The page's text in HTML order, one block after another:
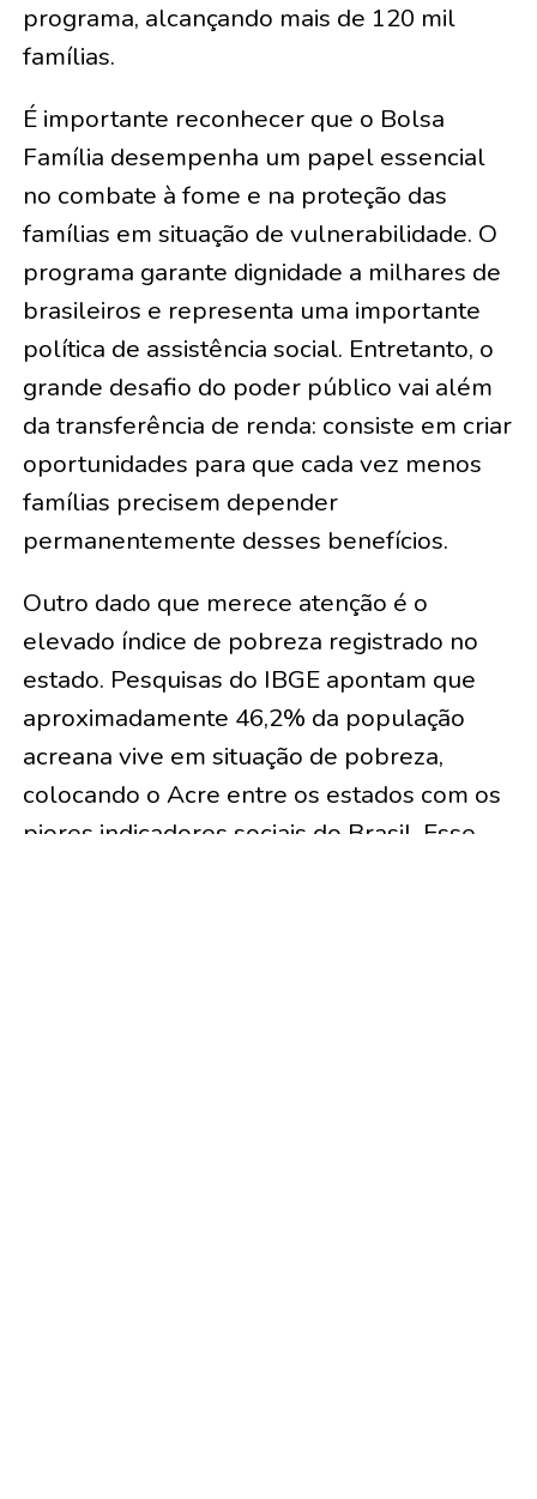
programa, alcançando mais de 120 mil
famílias.
É importante reconhecer que o Bolsa
Família desempenha um papel essencial
no combate à fome e na proteção das
famílias em situação de vulnerabilidade. O
programa garante dignidade a milhares de
brasileiros e representa uma importante
política de assistência social. Entretanto, o
grande desafio do poder público vai além
da transferência de renda: consiste em criar
oportunidades para que cada vez menos
famílias precisem depender
permanentemente desses benefícios.
Outro dado que merece atenção é o
elevado índice de pobreza registrado no
estado. Pesquisas do IBGE apontam que
aproximadamente 46,2% da população
acreana vive em situação de pobreza,
colocando o Acre entre os estados com os
piores indicadores sociais do Brasil. Esse